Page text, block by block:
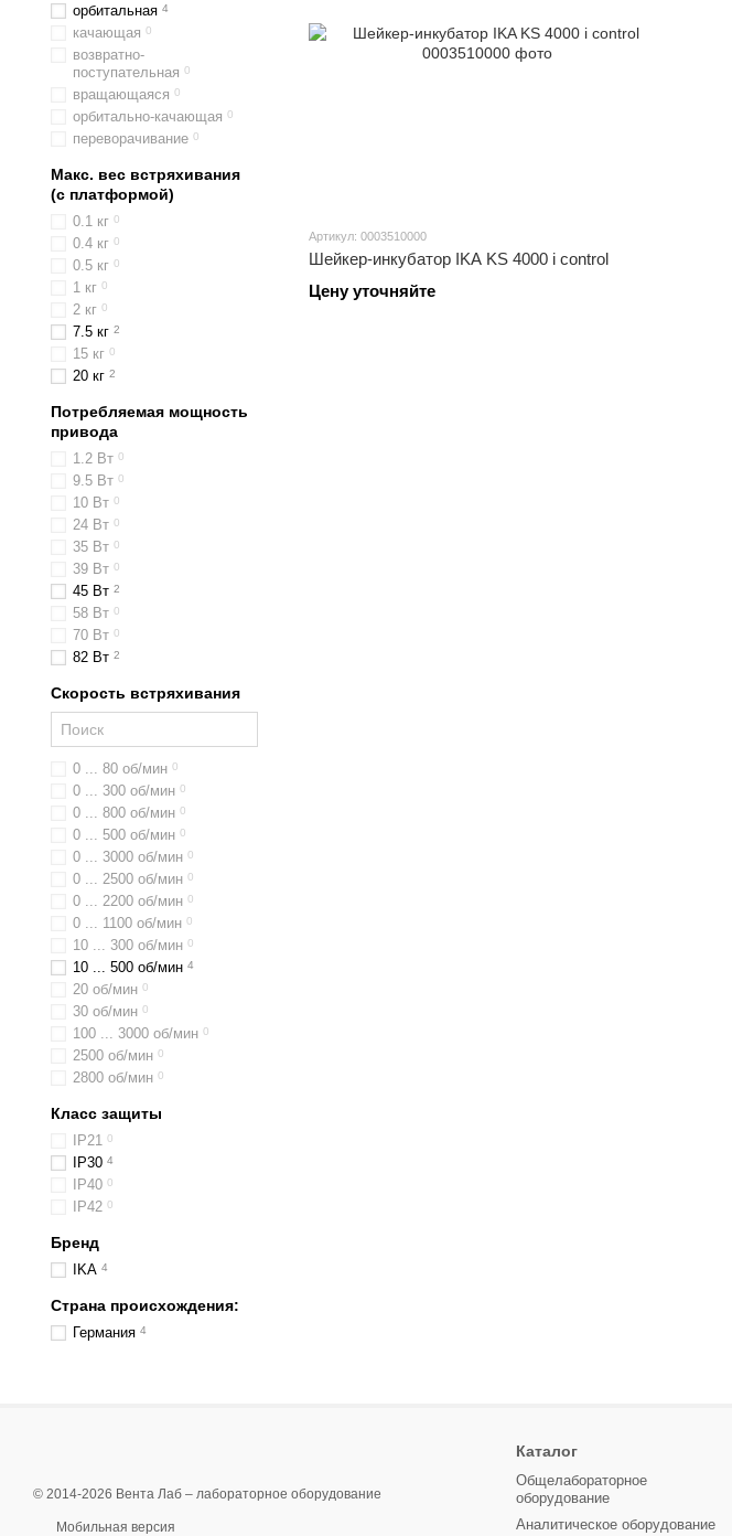
Артикул: 0003510000
Шейкер-инкубатор IKA KS 4000 i control
Цену уточняйте
орбитальная 4
качающая 0
возвратно-
поступательная 0
вращающаяся 0
орбитально-качающая 0
переворачивание 0
Макс. вес встряхивания
(с платформой)
0.1 кг 0
0.4 кг 0
0.5 кг 0
1 кг 0
2 кг 0
7.5 кг 2
15 кг 0
20 кг 2
Потребляемая мощность
привода
1.2 Вт 0
9.5 Вт 0
10 Вт 0
24 Вт 0
35 Вт 0
39 Вт 0
45 Вт 2
58 Вт 0
70 Вт 0
82 Вт 2
Скорость встряхивания
0 ... 80 об/мин 0
0 ... 300 об/мин 0
0 ... 800 об/мин 0
0 ... 500 об/мин 0
0 ... 3000 об/мин 0
0 ... 2500 об/мин 0
0 ... 2200 об/мин 0
0 ... 1100 об/мин 0
10 ... 300 об/мин 0
10 ... 500 об/мин 4
20 об/мин 0
30 об/мин 0
100 ... 3000 об/мин 0
2500 об/мин 0
2800 об/мин 0
Класс защиты
IP21 0
IP30 4
IP40 0
IP42 0
Бренд
IKA 4
Страна происхождения:
Германия 4
© 2014-2026 Вента Лаб – лабораторное оборудование
Мобильная версия
Каталог
Общелабораторное
оборудование
Аналитическое оборудование